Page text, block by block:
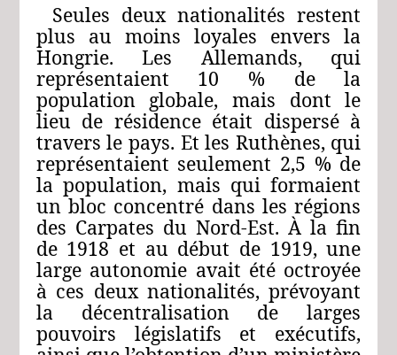
Seules deux nationalités restent
plus au moins loyales envers la
Hongrie. Les Allemands, qui
représentaient 10 % de la
population globale, mais dont le
lieu de résidence était dispersé à
travers le pays. Et les Ruthènes, qui
représentaient seulement 2,5 % de
la population, mais qui formaient
un bloc concentré dans les régions
des Carpates du Nord-Est. À la fin
de 1918 et au début de 1919, une
large autonomie avait été octroyée
à ces deux nationalités, prévoyant
la décentralisation de larges
pouvoirs législatifs et exécutifs,